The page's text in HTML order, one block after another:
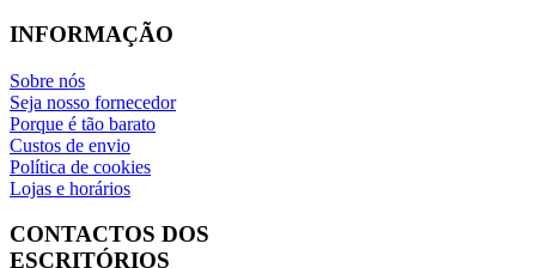
INFORMAÇÃO
Sobre nós
Seja nosso fornecedor
Porque é tão barato
Custos de envio
Política de cookies
Lojas e horários
CONTACTOS DOS
ESCRITÓRIOS